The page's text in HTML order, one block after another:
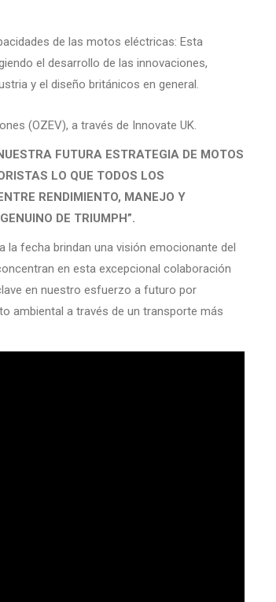
de las motos eléctricas: Esta
el desarrollo de las innovaciones,
y el diseño británicos en general.
(OZEV), a través de Innovate UK.
FUTURA ESTRATEGIA DE MOTOS
LO QUE TODOS LOS
RENDIMIENTO, MANEJO Y
DE TRIUMPH”.
fecha brindan una visión emocionante del
en esta excepcional colaboración
en nuestro esfuerzo a futuro por
ambiental a través de un transporte más